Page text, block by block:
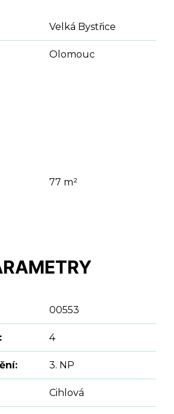
Velká Bystřice
Olomouc
77 m²
00553
4
3. NP
Cihlová